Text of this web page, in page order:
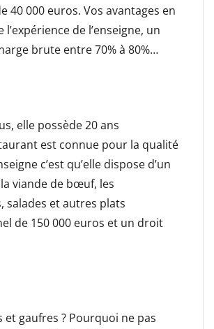
000 euros. Vos avantages en
de l’enseigne, un
brute entre 70% à 80%…
elle possède 20 ans
est connue pour la qualité
c’est qu’elle dispose d’un
viande de bœuf, les
salades et autres plats
de 150 000 euros et un droit
gaufres ? Pourquoi ne pas